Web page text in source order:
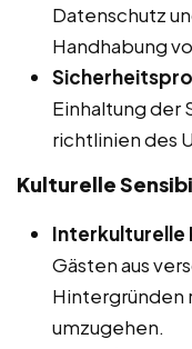
Datenschutz
Handhabung
Einhaltung der
richtlinien des
Kulturelle
Interkulturelle
Gästen aus
Hintergründen
umzugehen.